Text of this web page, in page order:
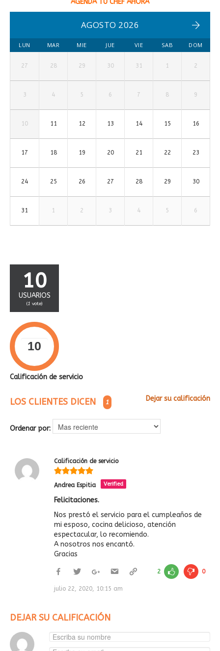
AGENDA TU CHEF AHORA
AGOSTO 2026
LUN MAR MIE JUE VIE SAB DOM
27 28 29 30 31 1 2
3 4 5 6 7 8 9
10 11 12 13 14 15 16
17 18 19 20 21 22 23
24 25 26 27 28 29 30
31 1 2 3 4 5 6
10
USUARIOS
(1 vote)
Calificación de servicio
LOS CLIENTES DICEN 1 Dejar su calificación
Ordenar por:
Calificación de servicio
Andrea Espitia Verified
Felicitaciones.
Nos prestó el servicio para el cumpleaños de
mi esposo, cocina delicioso, atención
espectacular, lo recomiendo.
A nosotros nos encantó.
Gracias
2 0
julio 22, 2020, 10:15 am
DEJAR SU CALIFICACIÓN